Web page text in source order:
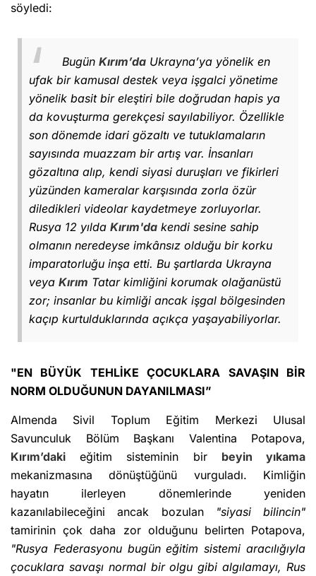
söyledi:
Bugün Kırım’da Ukrayna’ya yönelik en
ufak bir kamusal destek veya işgalci yönetime
yönelik basit bir eleştiri bile doğrudan hapis ya
da kovuşturma gerekçesi sayılabiliyor. Özellikle
son dönemde idari gözaltı ve tutuklamaların
sayısında muazzam bir artış var. İnsanları
gözaltına alıp, kendi siyasi duruşları ve fikirleri
yüzünden kameralar karşısında zorla özür
diledikleri videolar kaydetmeye zorluyorlar.
Rusya 12 yılda Kırım'da kendi sesine sahip
olmanın neredeyse imkânsız olduğu bir korku
imparatorluğu inşa etti. Bu şartlarda Ukrayna
veya Kırım Tatar kimliğini korumak olağanüstü
zor; insanlar bu kimliği ancak işgal bölgesinden
kaçıp kurtulduklarında açıkça yaşayabiliyorlar.
"EN BÜYÜK TEHLİKE ÇOCUKLARA SAVAŞIN BİR
NORM OLDUĞUNUN DAYANILMASI”
Almenda Sivil Toplum Eğitim Merkezi Ulusal
Savunculuk Bölüm Başkanı Valentina Potapova,
Kırım’daki eğitim sisteminin bir beyin yıkama
mekanizmasına dönüştüğünü vurguladı. Kimliğin
hayatın ilerleyen dönemlerinde yeniden
kazanılabileceğini ancak bozulan"siyasi bilincin"
tamirinin çok daha zor olduğunu belirten Potapova,
"Rusya Federasyonu bugün eğitim sistemi aracılığıyla
çocuklara savaşı normal bir olgu gibi algılamayı, Rus